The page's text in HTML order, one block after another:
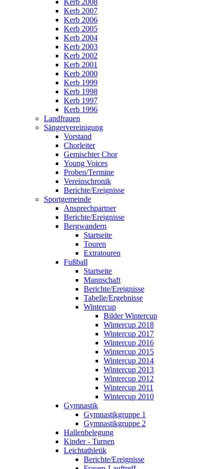
Kerb 2008
Kerb 2007
Kerb 2006
Kerb 2005
Kerb 2004
Kerb 2003
Kerb 2002
Kerb 2001
Kerb 2000
Kerb 1999
Kerb 1998
Kerb 1997
Kerb 1996
Landfrauen
Sängervereinigung
Vorstand
Chorleiter
Gemischter Chor
Young Voices
Proben/Termine
Vereinschronik
Berichte/Ereignisse
Sportgemeinde
Ansprechpartner
Berichte/Ereignisse
Bergwandern
Startseite
Touren
Extratouren
Fußball
Startseite
Mannschaft
Berichte/Ereignisse
Tabelle/Ergebnisse
Wintercup
Bilder Wintercup
Wintercup 2018
Wintercup 2017
Wintercup 2016
Wintercup 2015
Wintercup 2014
Wintercup 2013
Wintercup 2012
Wintercup 2011
Wintercup 2010
Gymnastik
Gymnastikgruppe 1
Gymnastikgruppe 2
Hallenbelegung
Kinder - Turnen
Leichtathletik
Berichte/Ereignisse